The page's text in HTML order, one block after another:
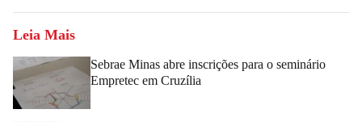
Leia Mais
Sebrae Minas abre inscrições para o seminário
Empretec em Cruzília